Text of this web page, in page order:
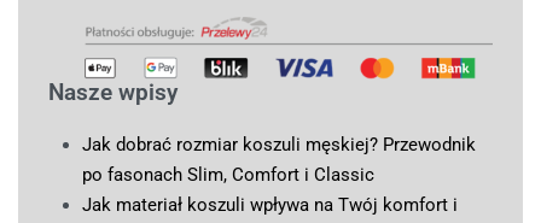
Nasze wpisy
Jak dobrać rozmiar koszuli męskiej? Przewodnik
po fasonach Slim, Comfort i Classic
Jak materiał koszuli wpływa na Twój komfort i